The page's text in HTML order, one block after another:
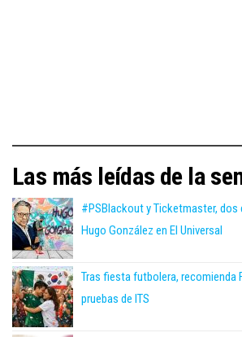
Las más leídas de la
#PSBlackout y Ticketmaster,
Hugo González en El Universal
Tras fiesta futbolera, recomienda
pruebas de ITS